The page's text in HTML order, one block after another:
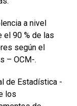
a nivel
el 90 % de las
según el
– OCM-.
de Estadística -
los